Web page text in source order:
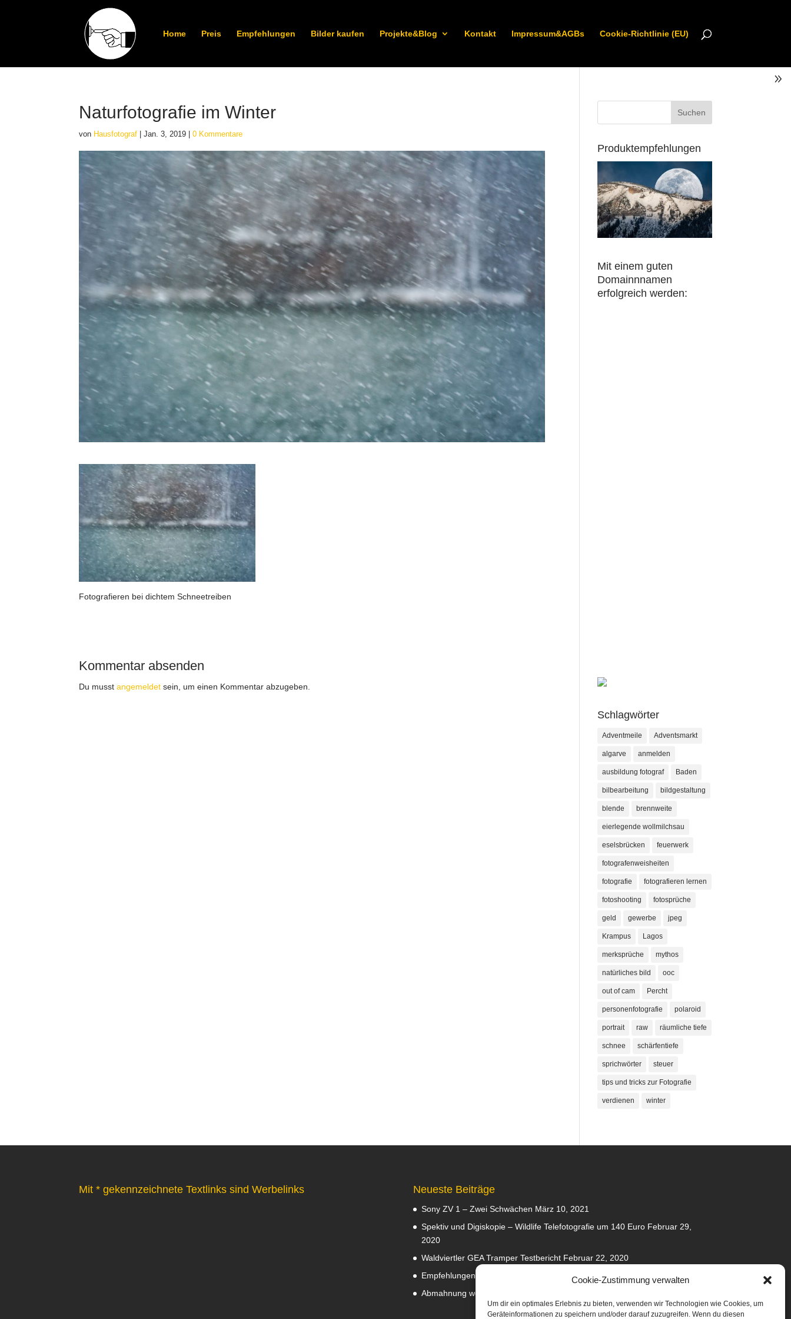
Cookie-Zustimmung verwalten
Um dir ein optimales Erlebnis zu bieten, verwenden wir Technologien wie Cookies, um
Geräteinformationen zu speichern und/oder darauf zuzugreifen. Wenn du diesen
Home Preis Empfehlungen Bilder kaufen Projekte&Blog Kontakt Impressum&AGBs Cookie-Richtlinie (EU)
Naturfotografie im Winter
von Hausfotograf |Jan. 3, 2019 |0 Kommentare
Fotografieren bei dichtem Schneetreiben
Kommentar absenden
Du musstangemeldet sein, um einen Kommentar abzugeben.
Produktempfehlungen
Mit einem guten
Domainnnamen
erfolgreich werden:
Schlagwörter
Adventmeile Adventsmarkt
algarve anmelden
ausbildung fotograf Baden
bilbearbeitung bildgestaltung
blende brennweite
eierlegende wollmilchsau
eselsbrücken feuerwerk
fotografenweisheiten
fotografie fotografieren lernen
fotoshooting fotosprüche
geld gewerbe jpeg
Krampus Lagos
merksprüche mythos
natürliches bild ooc
out of cam Percht
personenfotografie polaroid
portrait raw räumliche tiefe
schnee schärfentiefe
sprichwörter steuer
tips und tricks zur Fotografie
verdienen winter
Mit * gekennzeichnete Textlinks sind Werbelinks Neueste Beiträge
Sony ZV 1 – Zwei Schwächen März 10, 2021
Spektiv und Digiskopie – Wildlife Telefotografie um 140 Euro Februar 29,
2020
Waldviertler GEA Tramper Testbericht Februar 22, 2020
Empfehlungen
Abmahnung wegen Fotos